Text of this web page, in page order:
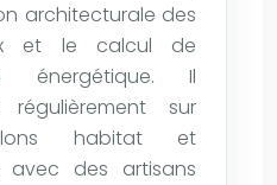
architecturale des
et le calcul de
énergétique. Il
régulièrement sur
habitat et
avec des artisans